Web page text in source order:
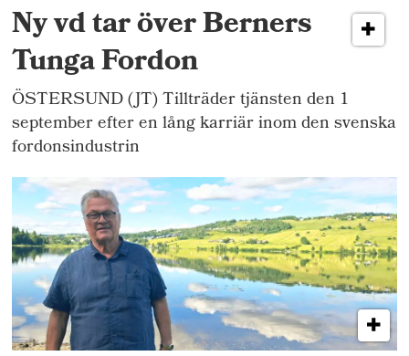
Ny vd tar över Berners
Tunga Fordon
ÖSTERSUND (JT) Tillträder tjänsten den 1
september efter en lång karriär inom den svenska
fordonsindustrin